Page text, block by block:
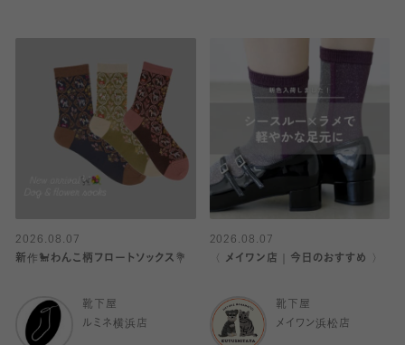
2026.08.07
新作🐩わんこ柄フロートソックス💐
靴下屋
ルミネ横浜店
2026.08.07
〈 メイワン店｜今日のおすすめ 〉
靴下屋
メイワン浜松店